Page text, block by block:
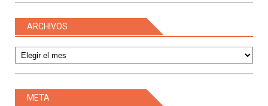
ARCHIVOS
META